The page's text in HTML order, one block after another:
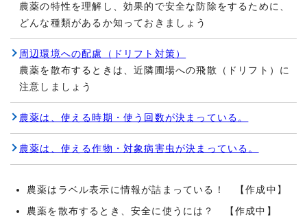
農薬の特性を理解し、効果的で安全な防除をするために、
どんな種類があるか知っておきましょう
周辺環境への配慮（ドリフト対策）
農薬を散布するときは、近隣圃場への飛散（ドリフト）に
注意しましょう
農薬は、使える時期・使う回数が決まっている。
農薬は、使える作物・対象病害虫が決まっている。
農薬はラベル表示に情報が詰まっている！ 【作成中】
農薬を散布するとき、安全に使うには？ 【作成中】